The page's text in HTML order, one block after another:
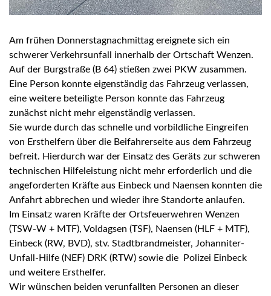
Am frühen Donnerstagnachmittag ereignete sich ein
schwerer Verkehrsunfall innerhalb der Ortschaft Wenzen.
Auf der Burgstraße (B 64) stießen zwei PKW zusammen.
Eine Person konnte eigenständig das Fahrzeug verlassen,
eine weitere beteiligte Person konnte das Fahrzeug
zunächst nicht mehr eigenständig verlassen.
Sie wurde durch das schnelle und vorbildliche Eingreifen
von Ersthelfern über die Beifahrerseite aus dem Fahrzeug
befreit. Hierdurch war der Einsatz des Geräts zur schweren
technischen Hilfeleistung nicht mehr erforderlich und die
angeforderten Kräfte aus Einbeck und Naensen konnten die
Anfahrt abbrechen und wieder ihre Standorte anlaufen.
Im Einsatz waren Kräfte der Ortsfeuerwehren Wenzen
(TSW-W + MTF), Voldagsen (TSF), Naensen (HLF + MTF),
Einbeck (RW, BVD), stv. Stadtbrandmeister, Johanniter-
Unfall-Hilfe (NEF) DRK (RTW) sowie die Polizei Einbeck
und weitere Ersthelfer.
Wir wünschen beiden verunfallten Personen an dieser